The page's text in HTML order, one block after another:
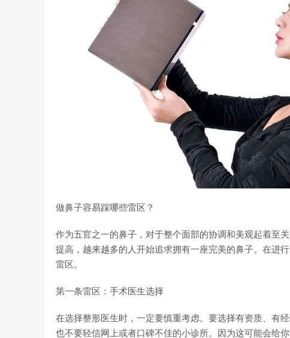
做鼻子容易踩哪些雷区？
作为五官之一的鼻子，对于整个面部的协调和美观起着至
提高，越来越多的人开始追求拥有一座完美的鼻子。在进
雷区。
第一条雷区：手术医生选择
在选择整形医生时，一定要慎重考虑。要选择有资质、有
也不要轻信网上或者口碑不佳的小诊所。因为这可能会给你